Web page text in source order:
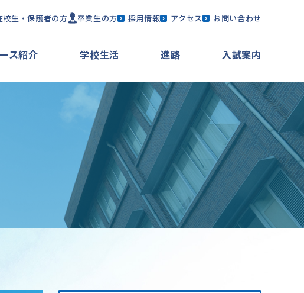
校生・保護者の方 卒業生の方 採用情報 アクセス お問い合わせ
ス紹介 学校生活 進路 入試案内